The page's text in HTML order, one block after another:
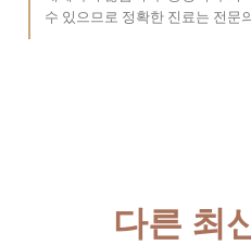
수 있으므로 정확한 진료는 전문
다른 최